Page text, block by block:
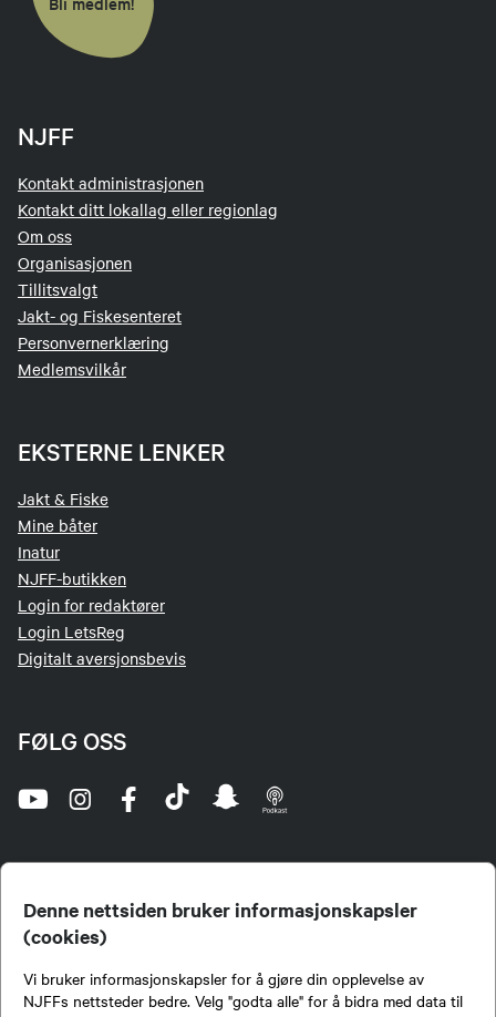
Denne nettsiden bruker informasjonskapsler
(cookies)
Vi bruker informasjonskapsler for å gjøre din opplevelse av
NJFFs nettsteder bedre. Velg "godta alle" for å bidra med data til
NJFF
Kontakt administrasjonen
Kontakt ditt lokallag eller regionlag
Om oss
Organisasjonen
Tillitsvalgt
Jakt- og Fiskesenteret
Personvernerklæring
Medlemsvilkår
EKSTERNE LENKER
Jakt & Fiske
Mine båter
Inatur
NJFF-butikken
Login for redaktører
Login LetsReg
Digitalt aversjonsbevis
FØLG OSS
jegere og sportsfiskere og et av de viktigste miljøene for formidling av kunnskap om jakt og
fiske i Norge. Vi er en partipolitisk nøytral organisasjon, men har et sterkt jakt-, fiske-, og